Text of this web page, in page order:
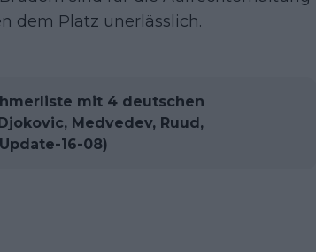
dem Platz unerlässlich.
mit 4 deutschen
Medvedev, Ruud,
16-08)